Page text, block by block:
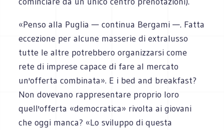
«Penso alla Puglia — continua Bergami —. Fatta
eccezione per alcune masserie di extralusso
tutte le altre potrebbero organizzarsi come
rete di imprese capace di fare al mercato
un'offerta combinata». E i bed and breakfast?
Non dovevano rappresentare proprio loro
quell'offerta «democratica» rivolta ai giovani
che oggi manca? «Lo sviluppo di questa